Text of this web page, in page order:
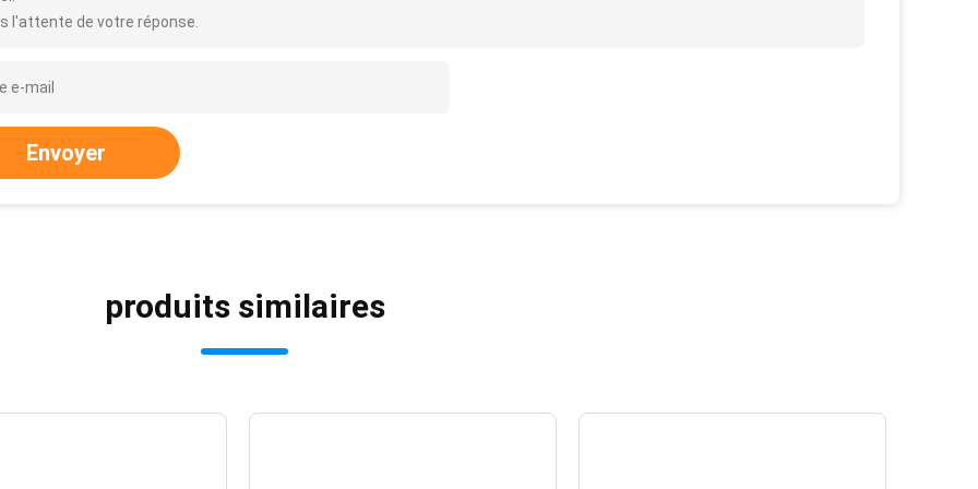
l'attente de votre réponse.
Envoyer
produits similaires